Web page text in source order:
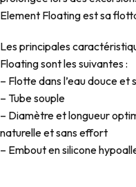
Element Floating est sa
Les principales
Floating sont les suivantes :
– Flotte dans l’eau douce et
– Tube souple
– Diamètre et longueur
naturelle et sans effort
– Embout en silicone